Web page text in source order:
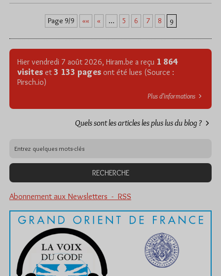
Page 9/9 «« « … 5 6 7 8 9
Hier vendredi 7 août 2026, Hiram.be a reçu 1 864
visites et 3 133 pages ont été lues (Source :
Pirsch.io)
Plus d’informations
Quels sont les articles les plus lus du blog ?
Abonnement aux Newsletters - RSS